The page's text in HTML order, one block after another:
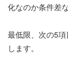
化なのか条件差
最低限、次の5
します。